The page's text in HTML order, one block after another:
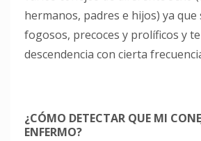
hermanos, padres e hijos) ya que
fogosos, precoces y prolíficos y
descendencia con cierta
¿CÓMO DETECTAR QUE MI
ENFERMO?